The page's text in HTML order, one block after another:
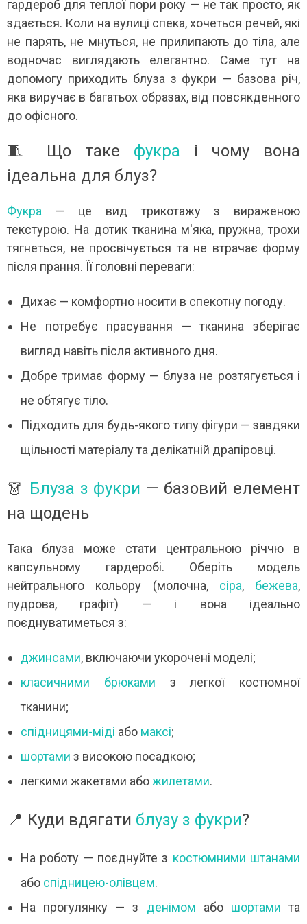
гардероб для теплої пори року — не так просто, як
здається. Коли на вулиці спека, хочеться речей, які
не парять, не мнуться, не прилипають до тіла, але
водночас виглядають елегантно. Саме тут на
допомогу приходить блуза з фукри — базова річ,
яка виручає в багатьох образах, від повсякденного
до офісного.
🧵 Що таке фукра і чому вона
ідеальна для блуз?
Фукра — це вид трикотажу з вираженою
текстурою. На дотик тканина м'яка, пружна, трохи
тягнеться, не просвічується та не втрачає форму
після прання. Її головні переваги:
Дихає — комфортно носити в спекотну погоду.
Не потребує прасування — тканина зберігає
вигляд навіть після активного дня.
Добре тримає форму — блуза не розтягується і
не обтягує тіло.
Підходить для будь-якого типу фігури — завдяки
щільності матеріалу та делікатній драпіровці.
👗 Блуза з фукри — базовий елемент
на щодень
Така блуза може стати центральною річчю в
капсульному гардеробі. Оберіть модель
нейтрального кольору (молочна, сіра, бежева,
пудрова, графіт) — і вона ідеально
поєднуватиметься з:
джинсами, включаючи укорочені моделі;
класичними брюками з легкої костюмної
тканини;
спідницями-міді або максі;
шортами з високою посадкою;
легкими жакетами абожилетами.
📍 Куди вдягати блузу з фукри?
На роботу — поєднуйте з костюмними штанами
або спідницею-олівцем.
На прогулянку — з денімом або шортами та